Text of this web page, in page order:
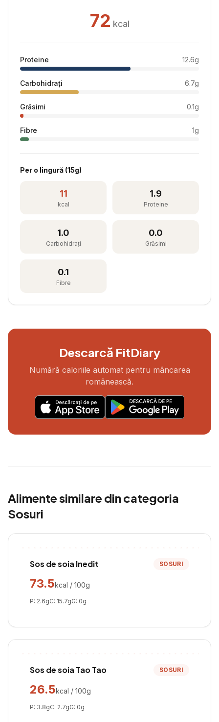
72 kcal
Proteine 12.6g
Carbohidrați 6.7g
Grăsimi 0.1g
Fibre 1g
Per o lingură (15g)
11
kcal
1.9
Proteine
1.0
Carbohidrați
0.0
Grăsimi
0.1
Fibre
Descarcă FitDiary
Numără caloriile automat pentru mâncarea
românească.
Alimente similare din categoria
Sosuri
Sos de soia Inedit SOSURI
73.5kcal / 100g
P: 2.6gC: 15.7gG: 0g
Sos de soia Tao Tao SOSURI
26.5kcal / 100g
P: 3.8gC: 2.7gG: 0g